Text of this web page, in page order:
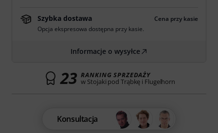
Szybka dostawa
Cena przy kasie
Opcja ekspresowa dostępna przy kasie.
Informacje o wysyłce
23 RANKING SPRZEDAŻY
w Stojaki pod Trąbkę i Flugelhorn
Konsultacja